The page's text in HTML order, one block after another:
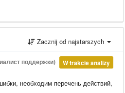
Zacznij od najstarszych
W trakcie analizy
поддержки)
необходим перечень действий,